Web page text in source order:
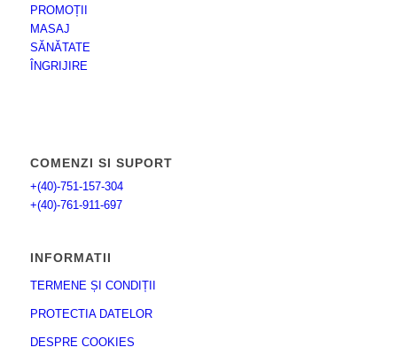
PROMOȚII
MASAJ
SĂNĂTATE
ÎNGRIJIRE
COMENZI SI SUPORT
+(40)-751-157-304
+(40)-761-911-697
INFORMATII
TERMENE ȘI CONDIȚII
PROTECTIA DATELOR
DESPRE COOKIES